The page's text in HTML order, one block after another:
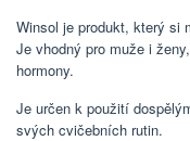
Winsol je produkt, který si
Je vhodný pro muže i
hormony.
Je určen k použití
svých cvičebních rutin.